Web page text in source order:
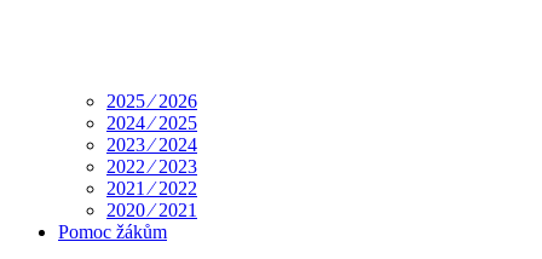
2025 ⁄ 2026
2024 ⁄ 2025
2023 ⁄ 2024
2022 ⁄ 2023
2021 ⁄ 2022
2020 ⁄ 2021
Pomoc žákům